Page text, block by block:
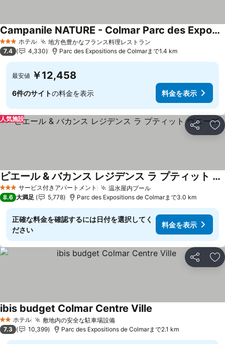
3 ホテルのランク
ホテル 地方色豊かなフランス料理レストラン
Campanile NATURE - Colmar Parc des Exposition
7.4 4,330 Parc des Expositions de Colmarまで1.4 km
最安値 ￥12,458
6件のサイトの料金を表示 料金を表示
シェア お
人気施設
3 ホテルのランク
サービス付きアパートメント 温水屋内プール
ピエール & バカンス レジデンス ラ プティット ヴニーズ
8.6 大満足 5,778 Parc des Expositions de Colmarまで3.0 km
正確な料金を確認するには日付を選択してく
ださい
料金を表示
シェア お
2 ホテルのランク
ホテル 敷地内の安全な駐車場設備
ibis budget Colmar Centre Ville
7.3 10,399 Parc des Expositions de Colmarまで2.1 km